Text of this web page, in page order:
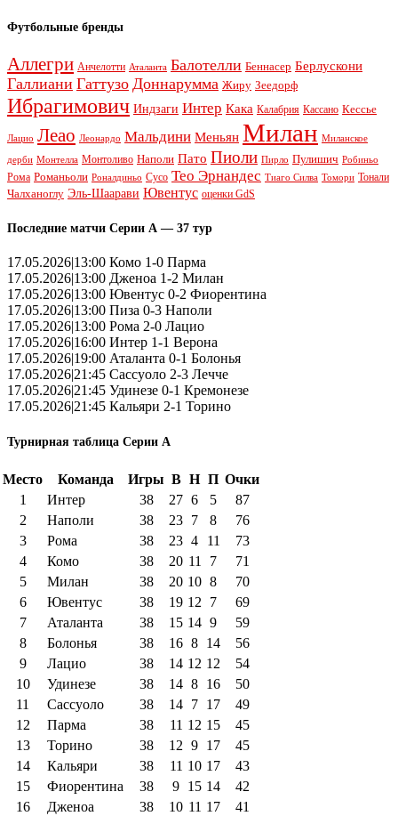
Футбольные бренды
Аллегри Анчелотти Аталанта Балотелли Беннасер Берлускони
Галлиани Гаттузо Доннарумма Жиру Зеедорф
Ибрагимович Индзаги Интер Кака Калабрия Кассано Кессье
Лацио Леао Леонардо Мальдини Меньян Милан Миланское
дерби Монтелла Монтоливо Наполи Пато Пиоли Пирло Пулишич Робиньо
Рома Романьоли Роналдиньо Сусо Тео Эрнандес Тиаго Силва Томори Тонали
Чалханоглу Эль-Шаарави Ювентус оценки GdS
Последние матчи Серии А — 37 тур
17.05.2026|13:00 Комо 1-0 Парма
17.05.2026|13:00 Дженоа 1-2 Милан
17.05.2026|13:00 Ювентус 0-2 Фиорентина
17.05.2026|13:00 Пиза 0-3 Наполи
17.05.2026|13:00 Рома 2-0 Лацио
17.05.2026|16:00 Интер 1-1 Верона
17.05.2026|19:00 Аталанта 0-1 Болонья
17.05.2026|21:45 Сассуоло 2-3 Лечче
17.05.2026|21:45 Удинезе 0-1 Кремонезе
17.05.2026|21:45 Кальяри 2-1 Торино
Турнирная таблица Серии А
Место Команда Игры В Н П Очки
1
Интер 38 27 6 5
87
2
Наполи 38 23 7 8
76
3
Рома 38 23 4 11
73
4
Комо 38 20 11 7
71
5
Милан 38 20 10 8
70
6
Ювентус 38 19 12 7
69
7
Аталанта 38 15 14 9
59
8
Болонья 38 16 8 14
56
9
Лацио 38 14 12 12
54
10
Удинезе 38 14 8 16
50
11
Сассуоло 38 14 7 17
49
12
Парма 38 11 12 15
45
13
Торино 38 12 9 17
45
14
Кальяри 38 11 10 17
43
15
Фиорентина 38 9 15 14
42
16
Дженоа 38 10 11 17 41